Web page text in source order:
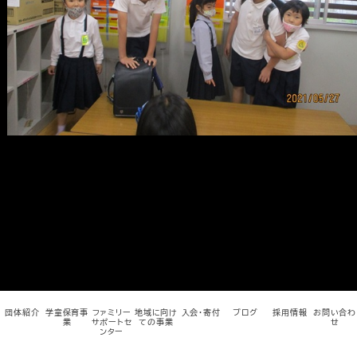
メ
イ
ン
コ
ン
テ
団体紹介 学童保育事
業
ファミリー
サポートセ
ンター
地域に向け
ての事業
入会・寄付 ブログ 採用情報 お問い合わ
せ